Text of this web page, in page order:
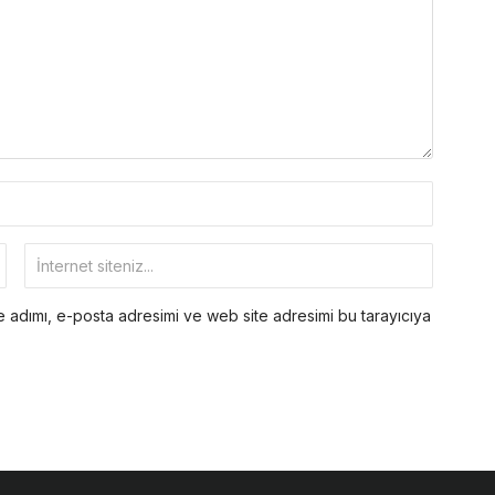
e-posta adresimi ve web site adresimi bu tarayıcıya